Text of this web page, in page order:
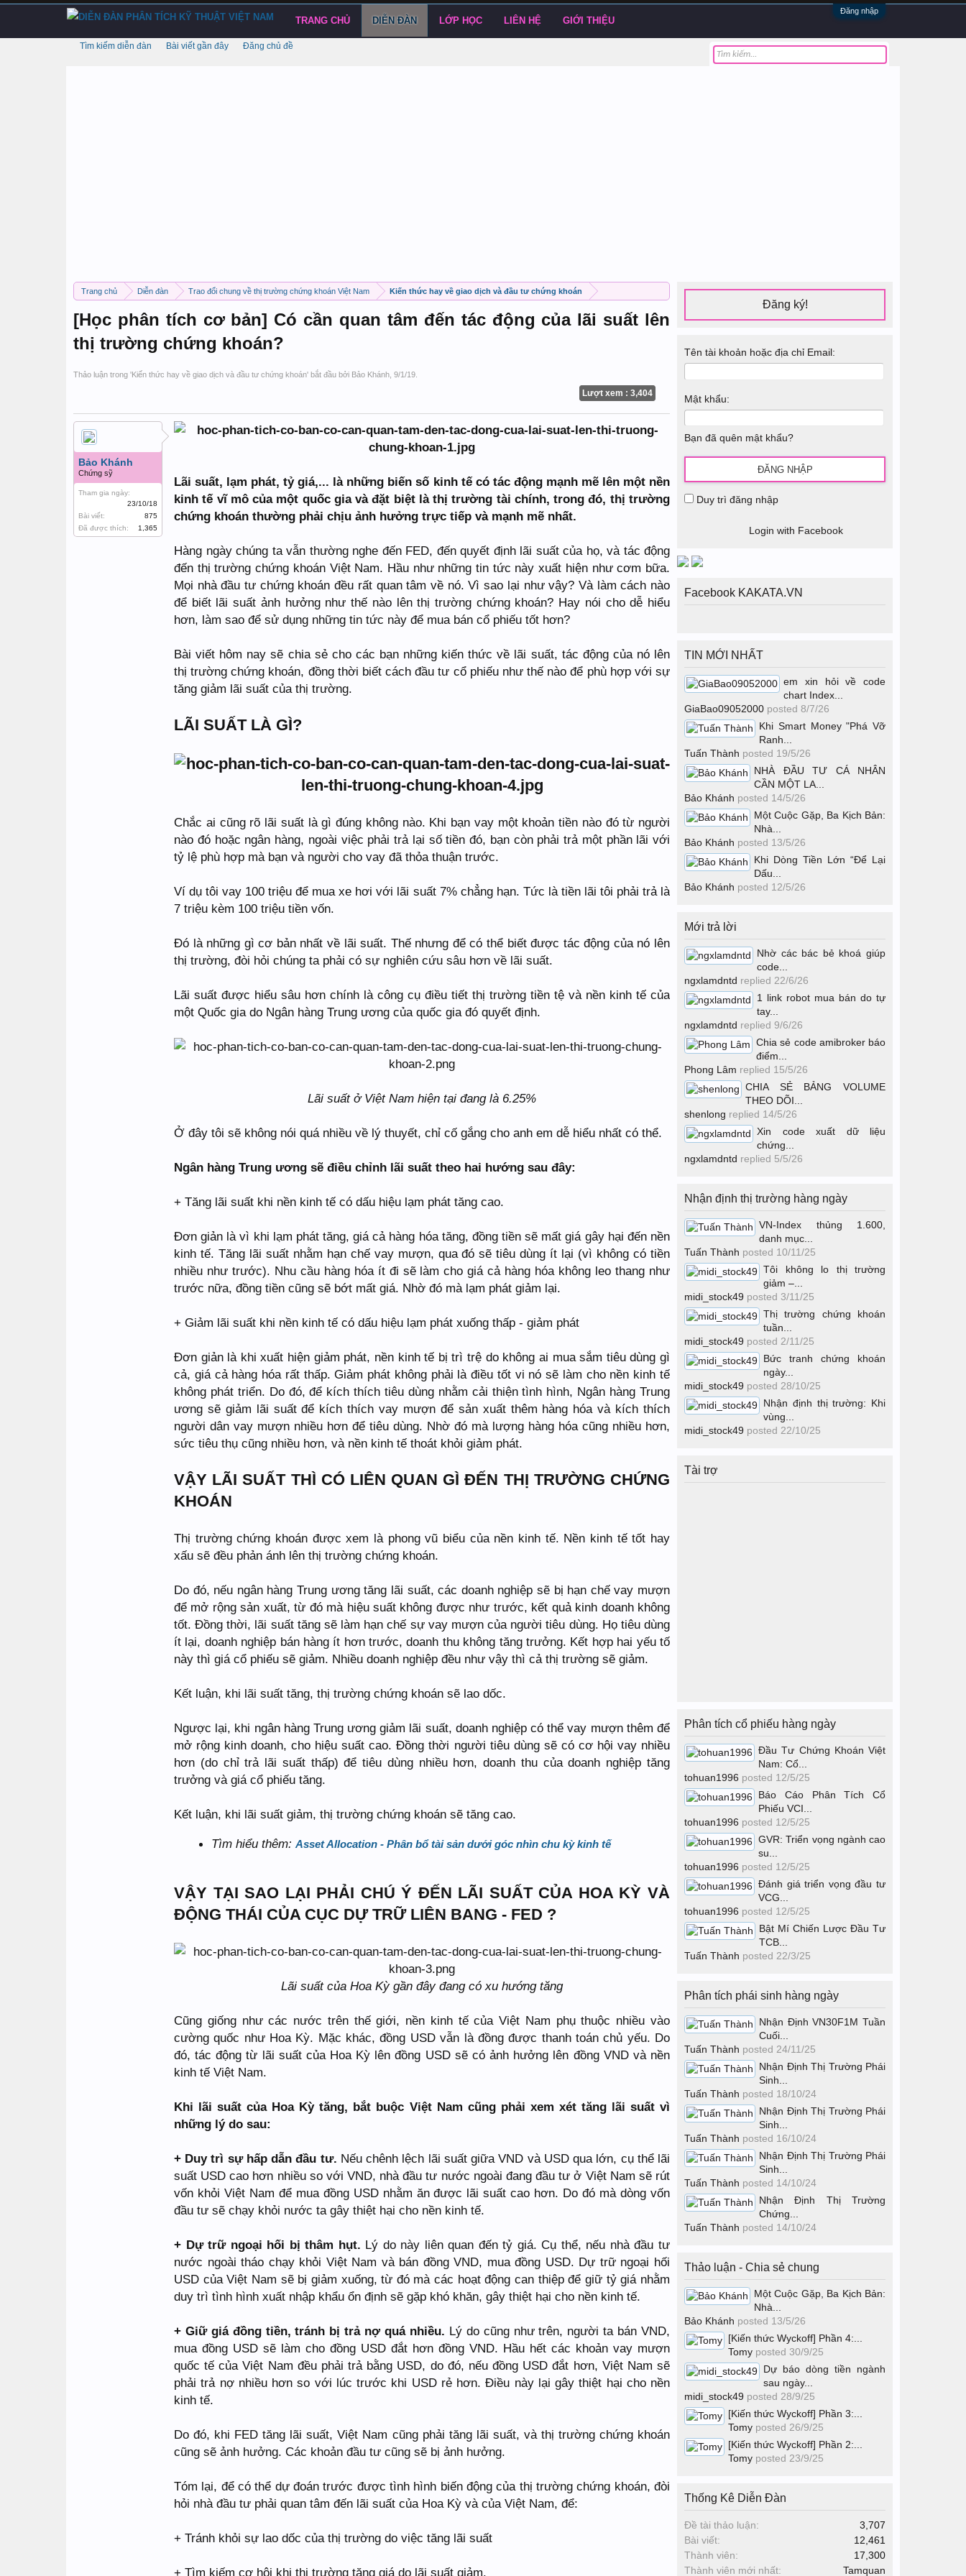
Đăng nhập
Trang chủ Diễn đàn Trao đổi chung về thị trường chứng khoán Việt Nam Kiến thức hay về giao dịch và đầu tư chứng khoán
[Học phân tích cơ bản] Có cần quan tâm đến tác động của lãi suất lên
thị trường chứng khoán?
Thảo luận trong 'Kiến thức hay về giao dịch và đầu tư chứng khoán' bắt đầu bởi Bảo Khánh 9/1/19
Lượt xem : 3,404
Bảo Khánh
Chứng sỹ
Tham gia ngày:
23/10/18
Bài viết:
875
Đã được thích:
1,365
Lãi suất, lạm phát, tỷ giá,... là những biến số kinh tế có tác động mạnh mẽ lên một nền
kinh tế vĩ mô của một quốc gia và đặt biệt là thị trường tài chính, trong đó, thị trường
chứng khoán thường phải chịu ảnh hưởng trực tiếp và mạnh mẽ nhất.
Hàng ngày chúng ta vẫn thường nghe đến FED, đến quyết định lãi suất của họ, và tác động
đến thị trường chứng khoán Việt Nam. Hầu như những tin tức này xuất hiện như cơm bữa.
Mọi nhà đầu tư chứng khoán đều rất quan tâm về nó. Vì sao lại như vậy? Và làm cách nào
để biết lãi suất ảnh hưởng như thế nào lên thị trường chứng khoán? Hay nói cho dễ hiểu
hơn, làm sao để sử dụng những tin tức này để mua bán cổ phiếu tốt hơn?
Bài viết hôm nay sẽ chia sẻ cho các bạn những kiến thức về lãi suất, tác động của nó lên
thị trường chứng khoán, đồng thời biết cách đầu tư cổ phiếu như thế nào để phù hợp với sự
tăng giảm lãi suất của thị trường.
LÃI SUẤT LÀ GÌ?
Chắc ai cũng rõ lãi suất là gì đúng không nào. Khi bạn vay một khoản tiền nào đó từ người
nào đó hoặc ngân hàng, ngoài việc phải trả lại số tiền đó, bạn còn phải trả một phần lãi với
tỷ lệ phù hợp mà bạn và người cho vay đã thỏa thuận trước.
Ví dụ tôi vay 100 triệu để mua xe hơi với lãi suất 7% chẳng hạn. Tức là tiền lãi tôi phải trả là
7 triệu kèm 100 triệu tiền vốn.
Đó là những gì cơ bản nhất về lãi suất. Thế nhưng để có thể biết được tác động của nó lên
thị trường, đòi hỏi chúng ta phải có sự nghiên cứu sâu hơn về lãi suất.
Lãi suất được hiểu sâu hơn chính là công cụ điều tiết thị trường tiền tệ và nền kinh tế của
một Quốc gia do Ngân hàng Trung ương của quốc gia đó quyết định.
Lãi suất ở Việt Nam hiện tại đang là 6.25%
Ở đây tôi sẽ không nói quá nhiều về lý thuyết, chỉ cố gắng cho anh em dễ hiểu nhất có thể.
Ngân hàng Trung ương sẽ điều chỉnh lãi suất theo hai hướng sau đây:
+ Tăng lãi suất khi nền kinh tế có dấu hiệu lạm phát tăng cao.
Đơn giản là vì khi lạm phát tăng, giá cả hàng hóa tăng, đồng tiền sẽ mất giá gây hại đến nền
kinh tế. Tăng lãi suất nhằm hạn chế vay mượn, qua đó sẽ tiêu dùng ít lại (vì không có tiền
nhiều như trước). Nhu cầu hàng hóa ít đi sẽ làm cho giá cả hàng hóa không leo thang như
trước nữa, đồng tiền cũng sẽ bớt mất giá. Nhờ đó mà lạm phát giảm lại.
+ Giảm lãi suất khi nền kinh tế có dấu hiệu lạm phát xuống thấp - giảm phát
Đơn giản là khi xuất hiện giảm phát, nền kinh tế bị trì trệ do không ai mua sắm tiêu dùng gì
cả, giá cả hàng hóa rất thấp. Giảm phát không phải là điều tốt vi nó sẽ làm cho nền kinh tế
không phát triển. Do đó, để kích thích tiêu dùng nhằm cải thiện tình hình, Ngân hàng Trung
ương sẽ giảm lãi suất để kích thích vay mượn để sản xuất thêm hàng hóa và kích thích
người dân vay mượn nhiều hơn để tiêu dùng. Nhờ đó mà lượng hàng hóa cũng nhiều hơn,
sức tiêu thụ cũng nhiều hơn, và nền kinh tế thoát khỏi giảm phát.
VẬY LÃI SUẤT THÌ CÓ LIÊN QUAN GÌ ĐẾN THỊ TRƯỜNG CHỨNG
KHOÁN
Thị trường chứng khoán được xem là phong vũ biểu của nền kinh tế. Nền kinh tế tốt hay
xấu sẽ đều phản ánh lên thị trường chứng khoán.
Do đó, nếu ngân hàng Trung ương tăng lãi suất, các doanh nghiệp sẽ bị hạn chế vay mượn
để mở rộng sản xuất, từ đó mà hiệu suất không được như trước, kết quả kinh doanh không
tốt. Đồng thời, lãi suất tăng sẽ làm hạn chế sự vay mượn của người tiêu dùng. Họ tiêu dùng
ít lại, doanh nghiệp bán hàng ít hơn trước, doanh thu không tăng trưởng. Kết hợp hai yếu tố
này thì giá cổ phiếu sẽ giảm. Nhiều doanh nghiệp đều như vậy thì cả thị trường sẽ giảm.
Kết luận, khi lãi suất tăng, thị trường chứng khoán sẽ lao dốc.
Ngược lại, khi ngân hàng Trung ương giảm lãi suất, doanh nghiệp có thể vay mượn thêm để
mở rộng kinh doanh, cho hiệu suất cao. Đồng thời người tiêu dùng sẽ có cơ hội vay nhiều
hơn (do chỉ trả lãi suất thấp) để tiêu dùng nhiều hơn, doanh thu của doanh nghiệp tăng
trưởng và giá cổ phiếu tăng.
Kết luận, khi lãi suất giảm, thị trường chứng khoán sẽ tăng cao.
Tìm hiểu thêm: Asset Allocation - Phân bổ tài sản dưới góc nhìn chu kỳ kinh tế
VẬY TẠI SAO LẠI PHẢI CHÚ Ý ĐẾN LÃI SUẤT CỦA HOA KỲ VÀ
ĐỘNG THÁI CỦA CỤC DỰ TRỮ LIÊN BANG - FED ?
Lãi suất của Hoa Kỳ gần đây đang có xu hướng tăng
Cũng giống như các nước trên thế giới, nền kinh tế của Việt Nam phụ thuộc nhiều vào
cường quốc như Hoa Kỳ. Mặc khác, đồng USD vẫn là đồng được thanh toán chủ yếu. Do
đó, tác động từ lãi suất của Hoa Kỳ lên đồng USD sẽ có ảnh hưởng lên đồng VND và nền
kinh tế Việt Nam.
Khi lãi suất của Hoa Kỳ tăng, bắt buộc Việt Nam cũng phải xem xét tăng lãi suất vì
những lý do sau:
+ Duy trì sự hấp dẫn đầu tư. Nếu chênh lệch lãi suất giữa VND và USD qua lớn, cụ thể lãi
suất USD cao hơn nhiều so với VND, nhà đầu tư nước ngoài đang đầu tư ở Việt Nam sẽ rút
vốn khỏi Việt Nam để mua đồng USD nhằm ăn được lãi suất cao hơn. Do đó mà dòng vốn
đầu tư sẽ chạy khỏi nước ta gây thiệt hại cho nền kinh tế.
+ Dự trữ ngoại hối bị thâm hụt. Lý do này liên quan đến tỷ giá. Cụ thể, nếu nhà đầu tư
nước ngoài tháo chạy khỏi Việt Nam và bán đồng VND, mua đồng USD. Dự trữ ngoại hối
USD của Việt Nam sẽ bị giảm xuống, từ đó mà các hoạt động can thiệp để giữ tỷ giá nhằm
duy trì tình hình xuất nhập khẩu ổn định sẽ gặp khó khăn, gây thiệt hại cho nền kinh tế.
+ Giữ giá đồng tiền, tránh bị trả nợ quá nhiều. Lý do cũng như trên, người ta bán VND,
mua đồng USD sẽ làm cho đồng USD đắt hơn đồng VND. Hầu hết các khoản vay mượn
quốc tế của Việt Nam đều phải trả bằng USD, do đó, nếu đồng USD đắt hơn, Việt Nam sẽ
phải trả nợ nhiều hơn so với lúc trước khi USD rẻ hơn. Điều này lại gây thiệt hại cho nền
kinh tế.
Do đó, khi FED tăng lãi suất, Việt Nam cũng phải tăng lãi suất, và thị trường chứng khoán
cũng sẽ ảnh hưởng. Các khoản đầu tư cũng sẽ bị ảnh hưởng.
Tóm lại, để có thể dự đoán trước được tình hình biến động của thị trường chứng khoán, đòi
hỏi nhà đầu tư phải quan tâm đến lãi suất của Hoa Kỳ và của Việt Nam, để:
+ Tránh khỏi sự lao dốc của thị trường do việc tăng lãi suất
+ Tìm kiếm cơ hội khi thị trường tăng giá do lãi suất giảm.
Đăng ký!
Tên tài khoản hoặc địa chỉ Email:
Mật khẩu:
Bạn đã quên mật khẩu?
Duy trì đăng nhập
Login with Facebook
Facebook KAKATA.VN
TIN MỚI NHẤT
em xin hỏi về code
chart Index...
GiaBao09052000 posted 8/7/26
Khi Smart Money "Phá Vỡ
Ranh...
Tuấn Thành posted 19/5/26
NHÀ ĐẦU TƯ CÁ NHÂN
CẦN MỘT LA...
Bảo Khánh posted 14/5/26
Một Cuộc Gặp, Ba Kịch Bản:
Nhà...
Bảo Khánh posted 13/5/26
Khi Dòng Tiền Lớn “Để Lại
Dấu...
Bảo Khánh posted 12/5/26
Mới trả lời
Nhờ các bác bẻ khoá giúp
code...
ngxlamdntd replied 22/6/26
1 link robot mua bán do tự
tay...
ngxlamdntd replied 9/6/26
Chia sẻ code amibroker báo
điểm...
Phong Lâm replied 15/5/26
CHIA SẺ BẢNG VOLUME
THEO DÕI...
shenlong replied 14/5/26
Xin code xuất dữ liệu
chứng...
ngxlamdntd replied 5/5/26
Nhận định thị trường hàng ngày
VN-Index thủng 1.600,
danh mục...
Tuấn Thành posted 10/11/25
Tôi không lo thị trường
giảm –...
midi_stock49 posted 3/11/25
Thị trường chứng khoán
tuần...
midi_stock49 posted 2/11/25
Bức tranh chứng khoán
ngày...
midi_stock49 posted 28/10/25
Nhận định thị trường: Khi
vùng...
midi_stock49 posted 22/10/25
Tài trợ
Phân tích cổ phiếu hàng ngày
Đầu Tư Chứng Khoán Việt
Nam: Cổ...
tohuan1996 posted 12/5/25
Báo Cáo Phân Tích Cổ
Phiếu VCI...
tohuan1996 posted 12/5/25
GVR: Triển vọng ngành cao
su...
tohuan1996 posted 12/5/25
Đánh giá triển vọng đầu tư
VCG...
tohuan1996 posted 12/5/25
Bật Mí Chiến Lược Đầu Tư
TCB...
Tuấn Thành posted 22/3/25
Phân tích phái sinh hàng ngày
Nhận Định VN30F1M Tuần
Cuối...
Tuấn Thành posted 24/11/25
Nhận Định Thị Trường Phái
Sinh...
Tuấn Thành posted 18/10/24
Nhận Định Thị Trường Phái
Sinh...
Tuấn Thành posted 16/10/24
Nhận Định Thị Trường Phái
Sinh...
Tuấn Thành posted 14/10/24
Nhận Định Thị Trường
Chứng...
Tuấn Thành posted 14/10/24
Thảo luận - Chia sẻ chung
Một Cuộc Gặp, Ba Kịch Bản:
Nhà...
Bảo Khánh posted 13/5/26
[Kiến thức Wyckoff] Phần 4:...
Tomy posted 30/9/25
Dự báo dòng tiền ngành
sau ngày...
midi_stock49 posted 28/9/25
[Kiến thức Wyckoff] Phần 3:...
Tomy posted 26/9/25
[Kiến thức Wyckoff] Phần 2:...
Tomy posted 23/9/25
Thống Kê Diễn Đàn
Đề tài thảo luận:
3,707
Bài viết:
12,461
Thành viên:
17,300
Thành viên mới nhất:
Tamquan
TRANG CHỦ DIỄN ĐÀN
Tìm kiếm diễn đàn Bài viết gần đây Đăng chủ đề
LỚP HỌC LIÊN HỆ GIỚI THIỆU